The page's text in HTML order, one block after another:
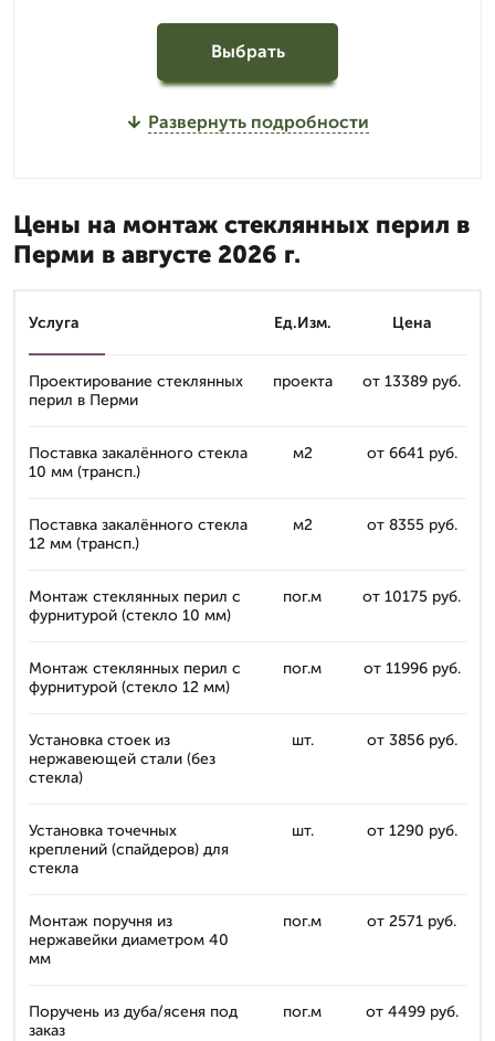
Выбрать
Развернуть подробности
Цены на монтаж стеклянных перил в
Перми в августе 2026 г.
Услуга Ед.Изм. Цена
Проектирование стеклянных
перил в Перми
проекта от 13389 руб.
Поставка закалённого стекла
10 мм (трансп.)
м2 от 6641 руб.
Поставка закалённого стекла
12 мм (трансп.)
м2 от 8355 руб.
Монтаж стеклянных перил с
фурнитурой (стекло 10 мм)
пог.м от 10175 руб.
Монтаж стеклянных перил с
фурнитурой (стекло 12 мм)
пог.м от 11996 руб.
Установка стоек из
нержавеющей стали (без
стекла)
шт. от 3856 руб.
Установка точечных
креплений (спайдеров) для
стекла
шт. от 1290 руб.
Монтаж поручня из
нержавейки диаметром 40
мм
пог.м от 2571 руб.
Поручень из дуба/ясеня под
заказ
пог.м от 4499 руб.